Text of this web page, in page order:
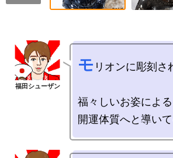
モ リオンに彫刻さ
福々しいお姿による